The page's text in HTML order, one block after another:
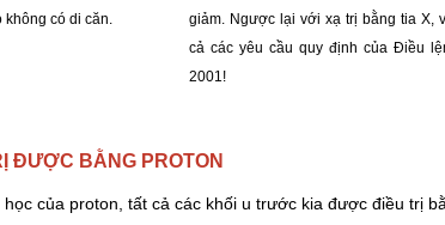
có di căn.
giảm. Ngược lại với xạ trị bằng tia X,
cả các yêu cầu quy định của Điều
2001!
ĐƯỢC BẰNG PROTON
của proton, tất cả các khối u trước kia được điều trị